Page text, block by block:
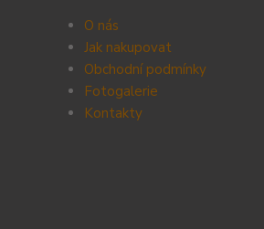
O nás
Jak nakupovat
Obchodní podmínky
Fotogalerie
Kontakty